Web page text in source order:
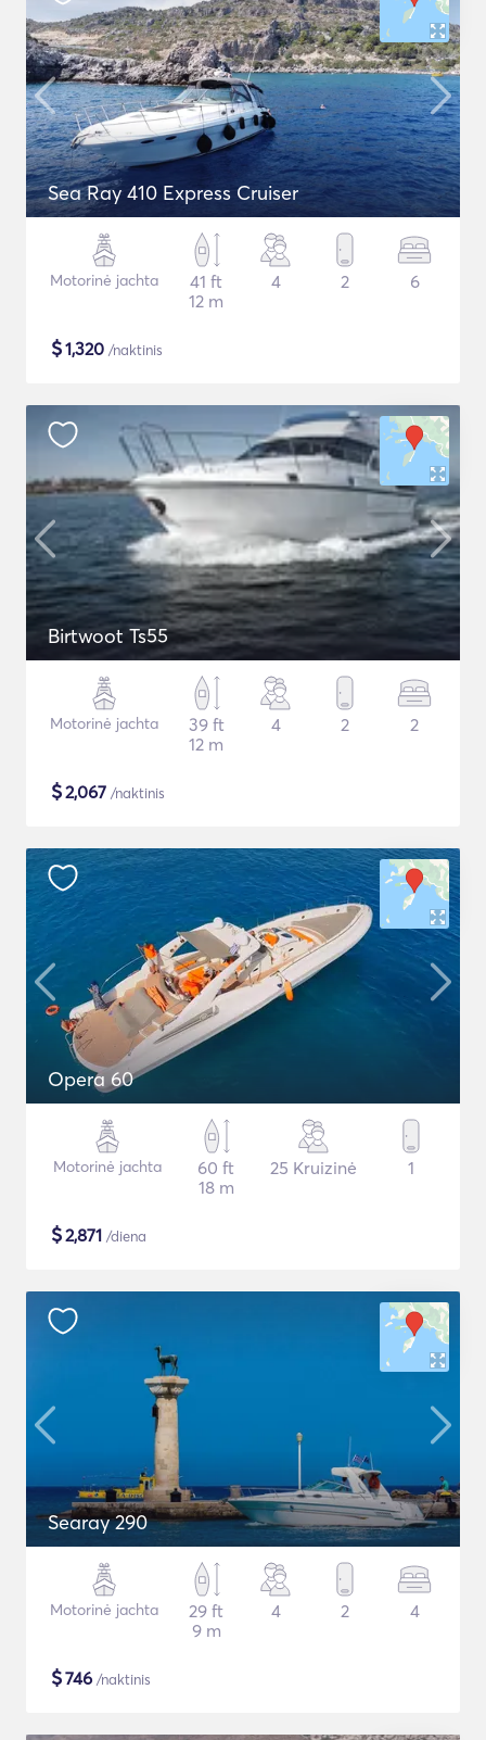
Sea Ray 410 Express Cruiser
Motorinė jachta
41 ft
12 m
4 2 6
$1,320 /naktinis
Birtwoot Ts55
Motorinė jachta
39 ft
12 m
4 2 2
$2,067 /naktinis
Opera 60
Motorinė jachta
60 ft
18 m
25 Kruizinė 1
$2,871 /diena
Searay 290
Motorinė jachta
29 ft
9 m
4 2 4
$746 /naktinis